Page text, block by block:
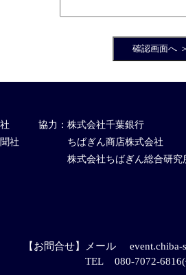
社
協力： 株式会社千葉銀行
ちばぎん商店株式会社
株式会社ちばぎん総合研究
【お問合せ】 メール
event.chiba-
TEL
080-7072-